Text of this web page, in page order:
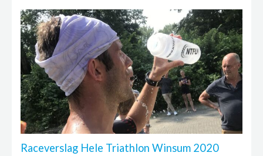
Raceverslag Hele Triathlon Winsum 2020